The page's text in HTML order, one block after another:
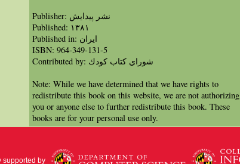
Publisher: نشر پيدايش
Published: ١٣٨١
Published in: ايران
ISBN: 964-349-131-5
Contributed by: شوراي كتاب كودك
Note: While we have determined that we have rights to
redistribute this book on this website, we are not authorizing
you or anyone else to further redistribute this book. These
books are for your personal use only.
supported by